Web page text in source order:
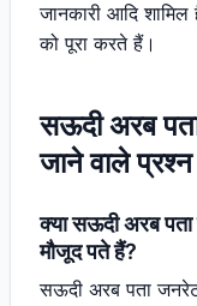
जानकारी आदि
को पूरा करते हैं।
सऊदी अरब
जाने वाले प्रश्न
क्या सऊदी अरब पता
मौजूद पते हैं?
सऊदी अरब पता